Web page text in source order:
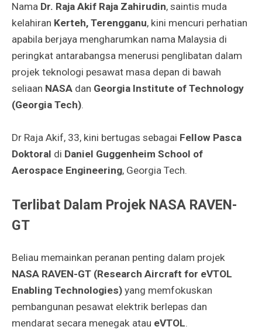
Nama Dr. Raja Akif Raja Zahirudin, saintis muda
kelahiran Kerteh, Terengganu, kini mencuri perhatian
apabila berjaya mengharumkan nama Malaysia di
peringkat antarabangsa menerusi penglibatan dalam
projek teknologi pesawat masa depan di bawah
seliaan NASA dan Georgia Institute of Technology
(Georgia Tech).
Dr Raja Akif, 33, kini bertugas sebagai Fellow Pasca
Doktoral di Daniel Guggenheim School of
Aerospace Engineering, Georgia Tech.
Terlibat Dalam Projek NASA RAVEN-
GT
Beliau memainkan peranan penting dalam projek
NASA RAVEN-GT (Research Aircraft for eVTOL
Enabling Technologies) yang memfokuskan
pembangunan pesawat elektrik berlepas dan
mendarat secara menegak atau eVTOL.